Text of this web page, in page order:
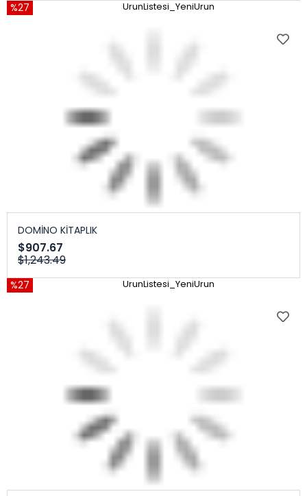
%27 UrunListesi_YeniUrun
DOMİNO KİTAPLIK
$907.67
$1,243.49
%27 UrunListesi_YeniUrun